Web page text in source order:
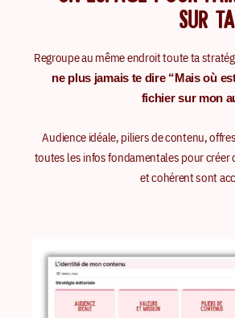
SUR
Regroupe au même endroit toute ta
ne plus jamais te dire “Mais où
fichier sur mon
Audience idéale, piliers de contenu,
toutes les infos fondamentales pour créer
et cohérent sont